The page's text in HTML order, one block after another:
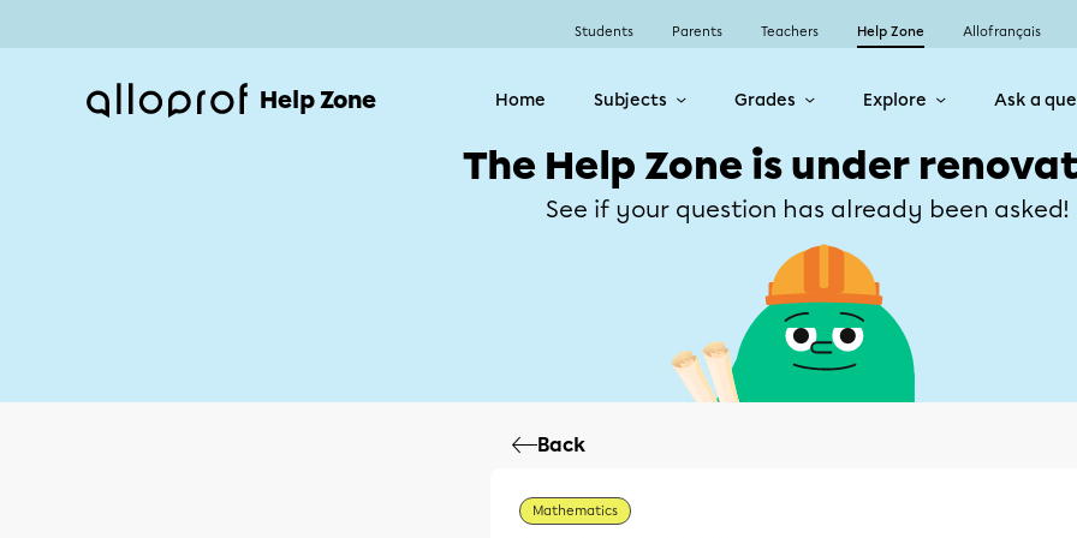
Students Parents Teachers Help Zone Allofrançais
Help Zone Home Subjects Grades Explore Ask a
The Help Zone is under
See if your question has already been asked!
Back
Mathematics